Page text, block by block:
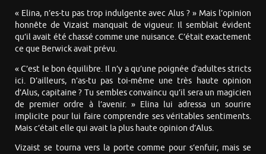
« Elina, n’es-tu pas trop indulgente avec Alus ? » Mais l’opinion
honnête de Vizaist manquait de vigueur. Il semblait évident
qu’il avait été chassé comme une nuisance. C’était exactement
ce que Berwick avait prévu.
« C’est le bon équilibre. Il n’y a qu’une poignée d’adultes stricts
ici. D’ailleurs, n’as-tu pas toi-même une très haute opinion
d’Alus, capitaine ? Tu sembles convaincu qu’il sera un magicien
de premier ordre à l’avenir. » Elina lui adressa un sourire
implicite pour lui faire comprendre ses véritables sentiments.
Mais c’était elle qui avait la plus haute opinion d’Alus.
Vizaist se tourna vers la porte comme pour s’enfuir, mais se